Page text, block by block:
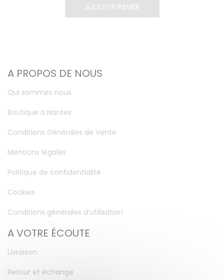
AJOUTER PANIER
A PROPOS DE NOUS
Qui sommes nous
Boutique à Nantes
Conditions Générales de Vente
Mentions légales
Politique de confidentialité
Cookies
Conditions générales d’utilisation
A VOTRE ÉCOUTE
Livraison
Retour et échange